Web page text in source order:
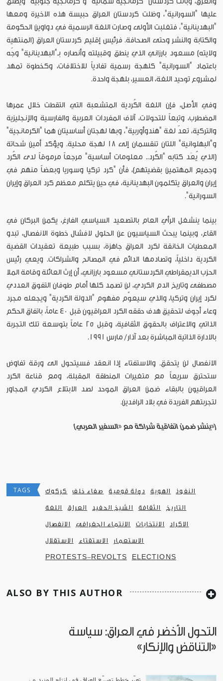
عليها "السورانية"، وظلت كردستان العراق حبيسة هذه الاخيرة ومعها
"البهدينانية"، فتغلبت الأولى وصارت اللغة الرسمية في دواوين الحكومة
والكتابة والنشر وحتى الصحافة. فرئيس إقليم كردستان العراق (المنتهية
ولايته) مسعود بارزاني الذي ينطق وقبيلته وأنصاره بـ"البهدينانية" وجّه
باعتماد "السورانية" كلهجة رسمية تفادياً للاختلافات، وكخطوة تمهد
لمشروع توحيد اللغة، العسير، بلهجة واحدة.
وفي الأصل، فإن اللغة الكُردية المتشعبة التي التقطت خلال عمرها
المضطرب، وتبعاً للتحولات، آلاف المفردات العربية والفارسية والإنجليزية
والتركية، تعدّ لغة "هندوأوربية"، وبها لهجتان أساسيتان هما "الكرمانجية"
و"البهلوانية" اللتان تنقسمان إلى 18 لهجة محلية. ويؤكد أمين شحاتة
(الذي يُعَد كتابه "الكُرد.. معلومات أساسية" مرجعاً مرموقاً لدى الكُرد
وجميع المهتمين بقضيتهم)، فأن "كرد تركيا وسوريا وبعضاً منهم في
إيران والعراق يتكلمون البهدينانية، في حين يتكلم معظم كرد العراق وإيران
السورانية".
بينما ينشغل الرأي العام بالتصعيد السياسي الفارغ، يكمن البركان في
القاع، وبينما يبحث السياسيون عن الحلول لافشال خطوة الانفصال، تبدو
المعطيات الخانقة لكرد العراق جاهزة، بسبب طبيعة تعقيدات القضية
الكردية داخلياً، وتصادمها الدائم في المصالح والشراكات. ويعي رئيس
الحزب الديمقراطي الكردستاني مسعود بارزاني، أن إرث العائلة وقامة الملا
مصطفى وتاريخ الدم الكردي، لن تصمد كلها أمام طوفان التفوق العددي
لكرد إيران وتركيا، والذي سيعوِّم مفهوم "الدولة الكردية" ويجعله مجرد
وعاء أجوف لتحقيق هدف حققه الكرد العراقيون قبل 40 عاماً، باتفاق الحكم
الذاتي والاعتراف بالحقوق الثقافية، وقبل 25 عاماً بتوسعة تلك التجربة
بالادارة الذاتية المباشرة بعد آذار/ مارس 1991.
الانفصال لن يتحقق. والاستفتاء إذا انعقد فسيتحول الى ورقة تفاوض
ستحترق سريعاً مع متغيرات المنطقة المقبلة، ومع قناعة الكرد
العراقيون بالبقاء ضمن العراق الموحد لصد الابتلاع الكردي المجاور
لتجربتهم الفريدة في بلاد الرافدين.
[«ينشر ضمن اتفاقية شراكة مع «السفير العربي]
TAGS كركوك صفاء خلف دولة قومية الهوية النفوذ
اللغة العراق الشيخ الحفيد الثقافة التاريخ
الانفصال الانتماء الجغرافي الانتخابات الاكراد
الاستقلال الاستقتاء الاستعمار
PROTESTS-REVOLTS ELECTIONS
ALSO BY THIS AUTHOR
التحول الأخضر في العراق: سياسة
«التناقض والإنكار»